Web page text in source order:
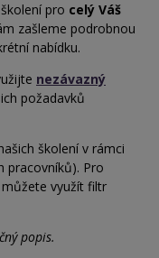
pro celý Váš
zašleme podrobnou
nabídku.
nezávazný
požadavků
školení v rámci
pracovníků). Pro
využít filtr
popis.